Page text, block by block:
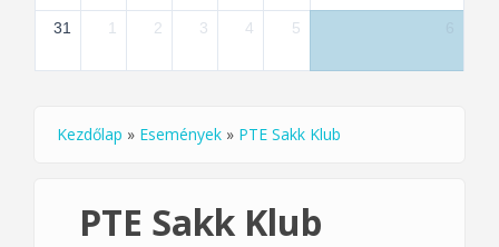
31 1 2 3 4 5
Jelenlegi hely
Kezdőlap » Események » PTE Sakk Klub
PTE Sakk Klub